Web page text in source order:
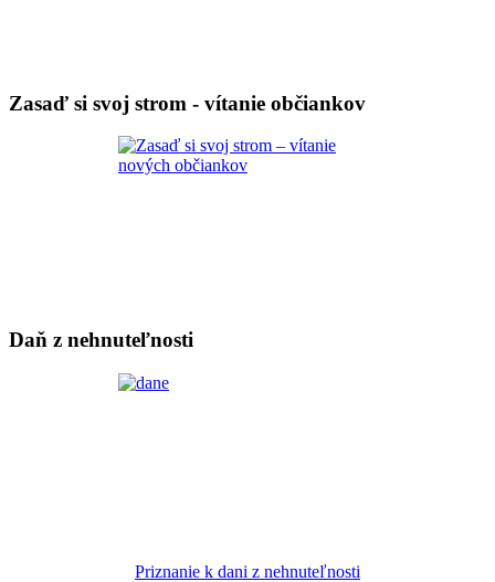
Zasaď si svoj strom - vítanie občiankov
Daň z nehnuteľnosti
Priznanie k dani z nehnuteľnosti